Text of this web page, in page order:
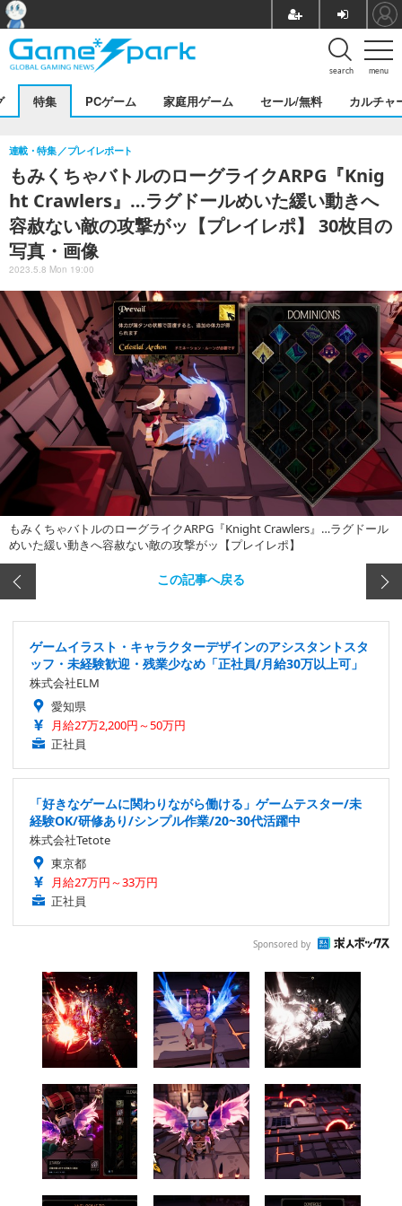
menu
search
特集 PCゲーム 家庭用ゲーム セール/無料 カルチャ
もみくちゃバトルのローグライクARPG『Knig
ht Crawlers』…ラグドールめいた緩い動きへ
容赦ない敵の攻撃がッ【プレイレポ】 30枚目の
写真・画像
連載・特集 プレイレポート
2023.5.8 Mon 19:00
もみくちゃバトルのローグライクARPG『Knight Crawlers』…ラグドール
めいた緩い動きへ容赦ない敵の攻撃がッ【プレイレポ】
この記事へ戻る
ゲームイラスト・キャラクターデザインのアシスタントスタ
ッフ・未経験歓迎・残業少なめ「正社員/月給30万以上可」
株式会社ELM
愛知県
月給27万2,200円～50万円
正社員
「好きなゲームに関わりながら働ける」ゲームテスター/未
経験OK/研修あり/シンプル作業/20~30代活躍中
株式会社Tetote
東京都
月給27万円～33万円
正社員
Sponsored by